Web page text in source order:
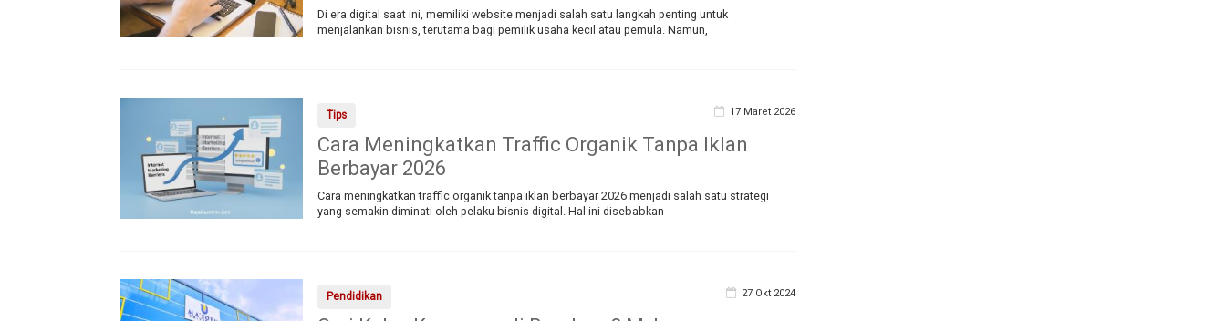
Di era digital saat ini, memiliki website menjadi salah satu langkah penting untuk
menjalankan bisnis, terutama bagi pemilik usaha kecil atau pemula. Namun,
Tips 17 Maret 2026
Cara Meningkatkan Traffic Organik Tanpa Iklan
Berbayar 2026
Cara meningkatkan traffic organik tanpa iklan berbayar 2026 menjadi salah satu strategi
yang semakin diminati oleh pelaku bisnis digital. Hal ini disebabkan
Pendidikan 27 Okt 2024